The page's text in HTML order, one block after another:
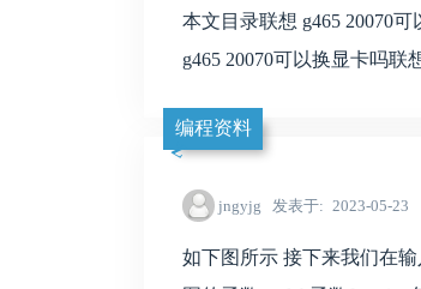
本文目录联想 g465 20070
g465 20070可以换显卡吗
编程资料
jngyjg 发表于 2023-05-23
如下图所示 接下来我们在输